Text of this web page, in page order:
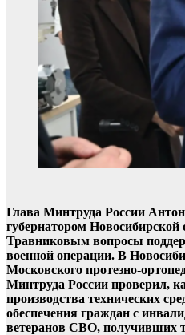
Глава Минтруда России
губернатором Новосибирской
Травниковым вопросы
военной операции. В
Московского протезно-
Минтруда России проверил,
производства технических
обеспечения граждан с
ветеранов СВО, получивших